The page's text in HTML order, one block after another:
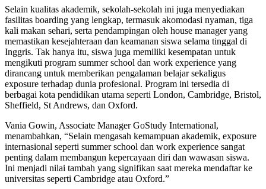
Selain kualitas akademik, sekolah-sekolah ini juga menyediakan
fasilitas boarding yang lengkap, termasuk akomodasi nyaman, tiga
kali makan sehari, serta pendampingan oleh house manager yang
memastikan kesejahteraan dan keamanan siswa selama tinggal di
Inggris. Tak hanya itu, siswa juga memiliki kesempatan untuk
mengikuti program summer school dan work experience yang
dirancang untuk memberikan pengalaman belajar sekaligus
exposure terhadap dunia profesional. Program ini tersedia di
berbagai kota pendidikan utama seperti London, Cambridge, Bristol,
Sheffield, St Andrews, dan Oxford.
Vania Gowin, Associate Manager GoStudy International,
menambahkan, “Selain mengasah kemampuan akademik, exposure
internasional seperti summer school dan work experience sangat
penting dalam membangun kepercayaan diri dan wawasan siswa.
Ini menjadi nilai tambah yang signifikan saat mereka mendaftar ke
universitas seperti Cambridge atau Oxford.”